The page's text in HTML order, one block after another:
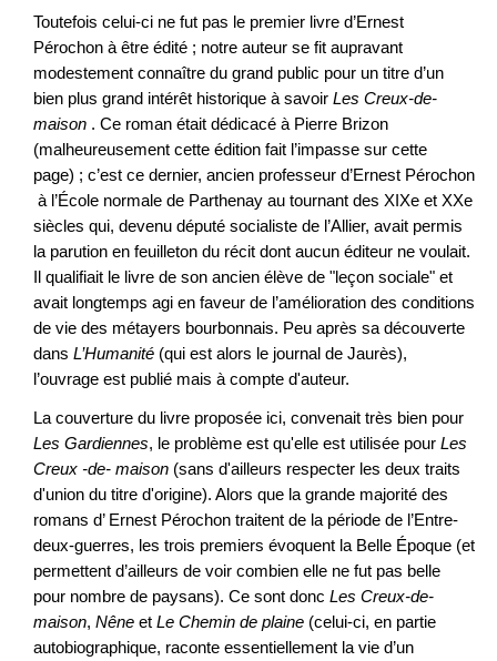
Toutefois celui-ci ne fut pas le premier livre d’Ernest
Pérochon à être édité ; notre auteur se fit aupravant
modestement connaître du grand public pour un titre d’un
bien plus grand intérêt historique à savoir Les Creux-de-
maison . Ce roman était dédicacé à Pierre Brizon
(malheureusement cette édition fait l’impasse sur cette
page) ; c’est ce dernier, ancien professeur d’Ernest Pérochon
à l’École normale de Parthenay au tournant des XIXe et XXe
siècles qui, devenu député socialiste de l’Allier, avait permis
la parution en feuilleton du récit dont aucun éditeur ne voulait.
Il qualifiait le livre de son ancien élève de "leçon sociale" et
avait longtemps agi en faveur de l’amélioration des conditions
de vie des métayers bourbonnais. Peu après sa découverte
dans L’Humanité (qui est alors le journal de Jaurès),
l’ouvrage est publié mais à compte d'auteur.
La couverture du livre proposée ici, convenait très bien pour
Les Gardiennes, le problème est qu'elle est utilisée pour Les
Creux -de- maison (sans d'ailleurs respecter les deux traits
d'union du titre d'origine). Alors que la grande majorité des
romans d’ Ernest Pérochon traitent de la période de l’Entre-
deux-guerres, les trois premiers évoquent la Belle Époque (et
permettent d’ailleurs de voir combien elle ne fut pas belle
pour nombre de paysans). Ce sont donc Les Creux-de-
maison, Nêne et Le Chemin de plaine (celui-ci, en partie
autobiographique, raconte essentiellement la vie d’un